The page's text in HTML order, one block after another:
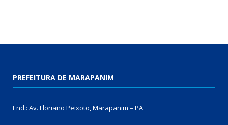
PREFEITURA DE MARAPANIM
End.: Av. Floriano Peixoto, Marapanim – PA